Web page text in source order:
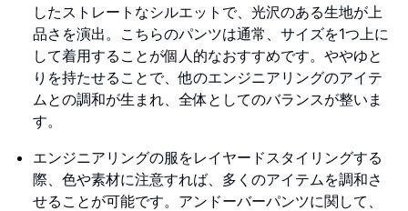
したストレートなシルエットで、光沢のある生地が上
品さを演出。こちらのパンツは通常、サイズを1つ上に
して着用することが個人的なおすすめです。ややゆと
りを持たせることで、他のエンジニアリングのアイテ
ムとの調和が生まれ、全体としてのバランスが整いま
す。
エンジニアリングの服をレイヤードスタイリングする
際、色や素材に注意すれば、多くのアイテムを調和さ
せることが可能です。アンドーバーパンツに関して、